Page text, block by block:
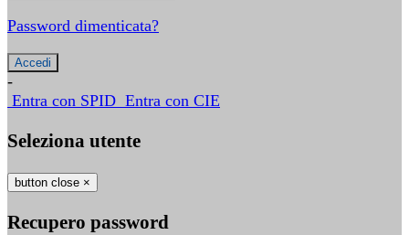
Password dimenticata?
-
Entra con SPID Entra con CIE
Seleziona utente
button close ×
Recupero password